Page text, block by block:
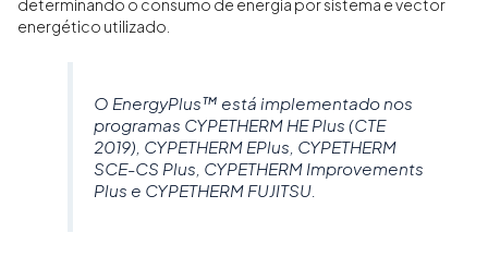
determinando o consumo de energia por sistema e vector
energético utilizado.
O EnergyPlus™ está implementado nos
programas CYPETHERM HE Plus (CTE
2019), CYPETHERM EPlus, CYPETHERM
SCE-CS Plus, CYPETHERM Improvements
Plus e CYPETHERM FUJITSU.